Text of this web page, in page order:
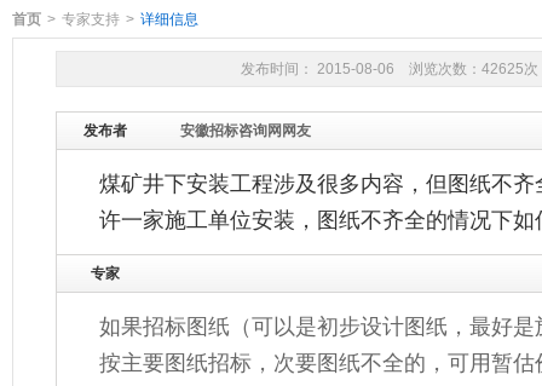
首页 > 专家支持 > 详细信息
发布时间： 2015-08-06 浏览次数：42625次
发布者 安徽招标咨询网网友
煤矿井下安装工程涉及很多内容，但图纸不
许一家施工单位安装，图纸不齐全的情况下如
专家
如果招标图纸（可以是初步设计图纸，最好
按主要图纸招标，次要图纸不全的，可用暂